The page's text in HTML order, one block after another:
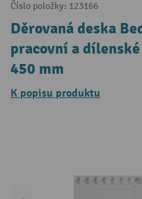
Číslo položky: 123166
Děrovaná deska
pracovní a
450 mm
K popisu produktu